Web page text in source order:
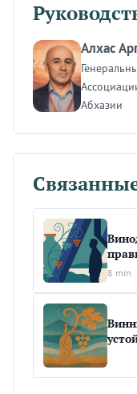
Алхас
Абхазии
8 min